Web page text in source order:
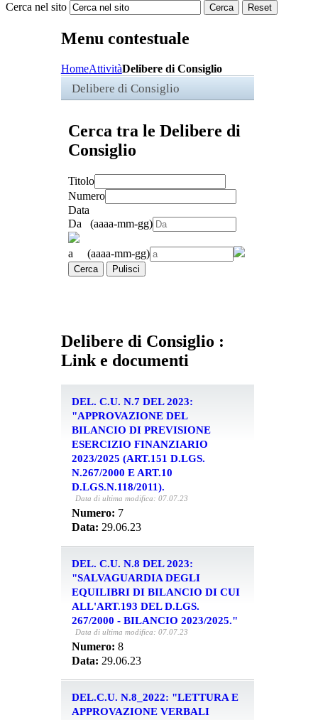
Cerca nel sito Cerca Reset
Menu contestuale
HomeAttivitàDelibere di Consiglio
Delibere di Consiglio
Cerca tra le Delibere di
Consiglio
Titolo
Numero
Data
Da (aaaa-mm-gg)
a (aaaa-mm-gg)
Cerca Pulisci
Delibere di Consiglio :
Link e documenti
DEL. C.U. N.7 DEL 2023:
"APPROVAZIONE DEL
BILANCIO DI PREVISIONE
ESERCIZIO FINANZIARIO
2023/2025 (ART.151 D.LGS.
N.267/2000 E ART.10
D.LGS.N.118/2011).
Data di ultima modifica: 07.07.23
Numero: 7
Data: 29.06.23
DEL. C.U. N.8 DEL 2023:
"SALVAGUARDIA DEGLI
EQUILIBRI DI BILANCIO DI CUI
ALL'ART.193 DEL D.LGS.
267/2000 - BILANCIO 2023/2025."
Data di ultima modifica: 07.07.23
Numero: 8
Data: 29.06.23
DEL.C.U. N.8_2022: "LETTURA E
APPROVAZIONE VERBALI